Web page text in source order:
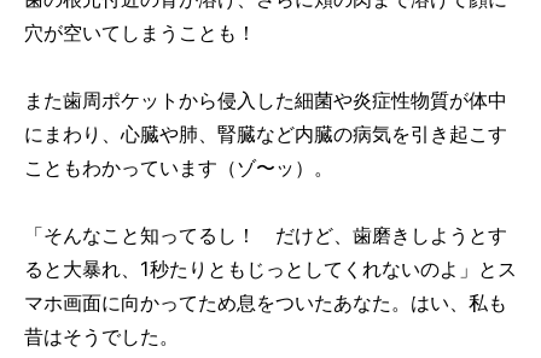
穴が空いてしまうことも！
また歯周ポケットから侵入した細菌や炎症性物質が体中
にまわり、心臓や肺、腎臓など内臓の病気を引き起こす
こともわかっています（ゾ〜ッ）。
「そんなこと知ってるし！ だけど、歯磨きしようとす
ると大暴れ、1秒たりともじっとしてくれないのよ」とス
マホ画面に向かってため息をついたあなた。はい、私も
昔はそうでした。